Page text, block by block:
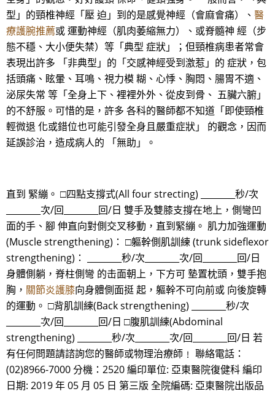
型」的頸椎神經「壓 迫」到的是感覺神經（會麻會痛）、 醫
療護腕推薦或 運動神經（肌肉萎縮無力）、或脊髓神 經（步
態不穩、大小便失禁）等「典型 症狀」；但頸椎病患者常會
表現出許多 「非典型」的「交感神經受到激惹」的 症狀，包
括頭痛、眩暈、耳鳴、視力模 糊、心悸、胸悶、腸胃不適、
泌尿失常 等「全身上下、裡裡外外、從皮到骨、 五臟六腑」
的不舒服。可惜的是，許多 各科的醫師都不知道「即使頸椎
輕微退 化或錯位也可能引發全身且嚴重症狀」 的觀念，因而
延誤診治，造成病人的 「無助」。
直到 緊繃。 □四點支撐式(All four strecting) ________秒/次
________次/回________回/日 雙手及雙膝支撐在地上，側彎凹
面的手、腳 伸直向對側交叉移動，直到緊繃。 肌力加強運動
(Muscle strengthening)： □軀幹側肌訓練 (trunk sideflexor
strengthening)： ________秒/次________次/回________回/日
身體側躺，脊柱側彎 的击面朝上，下方可 墊置枕頭，雙手抱
胸， 關節炎護膝向身體側面挺 起，軀幹不可向前或 向後旋轉
的運動。 □背肌訓練(Back strengthening) ________秒/次
________次/回________回/日 □腹肌訓練(Abdominal
strengthening) ________秒/次________次/回________回/日 若
有任何問題請諮詢您的醫師或物理治療師﹗ 聯絡電話：
(02)8966-7000 分機：2520 編印單位: 亞東醫院復健科 編印
日期: 2019 年 05 月 05 日 第三版 全院編碼: 亞東醫院出版品